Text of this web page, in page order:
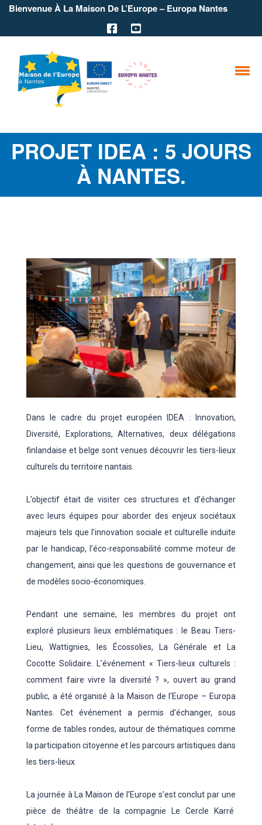
Bienvenue À La Maison De L’Europe – Europa Nantes
PROJET IDEA : 5 JOURS
À NANTES.
Dans le cadre du projet européen IDEA : Innovation,
Diversité, Explorations, Alternatives, deux délégations
finlandaise et belge sont venues découvrir les tiers-lieux
culturels du territoire nantais.
L’objectif était de visiter ces structures et d’échanger
avec leurs équipes pour aborder des enjeux sociétaux
majeurs tels que l’innovation sociale et culturelle induite
par le handicap, l’éco-responsabilité comme moteur de
changement, ainsi que les questions de gouvernance et
de modèles socio-économiques.
Pendant une semaine, les membres du projet ont
exploré plusieurs lieux emblématiques : le Beau Tiers-
Lieu, Wattignies, les Écossolies, La Générale et La
Cocotte Solidaire. L’événement « Tiers-lieux culturels :
comment faire vivre la diversité ? », ouvert au grand
public, a été organisé à la Maison de l’Europe – Europa
Nantes. Cet événement a permis d’échanger, sous
forme de tables rondes, autour de thématiques comme
la participation citoyenne et les parcours artistiques dans
les tiers-lieux.
La journée à La Maison de l’Europe s’est conclut par une
pièce de théâtre de la compagnie Le Cercle Karré